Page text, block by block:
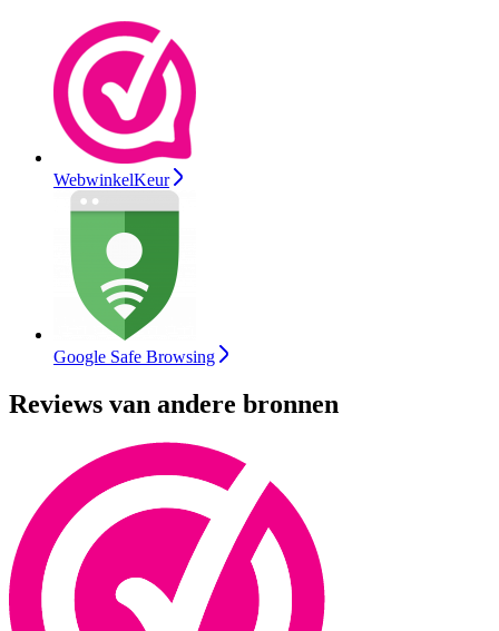
WebwinkelKeur
Google Safe Browsing
Reviews van andere bronnen